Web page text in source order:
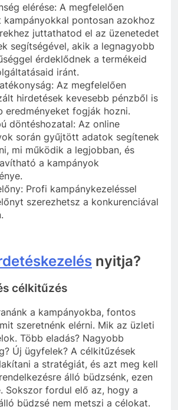
elérése: A megfelelően
pontosan azokhoz
juttathatod el az üzenetedet
segítségével, akik a legnagyobb
érdeklődnek a termékeid
iránt.
Az megfelelően
hirdetések kevesebb pénzből is
eredményeket fogják hozni.
döntéshozatal: Az online
során gyűjtött adatok segítenek
mi működik a legjobban, és
a kampányok
Profi kampánykezeléssel
szerezhetsz a konkurenciával
nyitja?
célkitűzés
a kampányokba, fontos
szeretnénk elérni. Mik az üzleti
Több eladás? Nagyobb
Új ügyfelek? A célkitűzések
a stratégiát, és azt meg kell
álló büdzsénk, ezen
Sokszor fordul elő az, hogy a
büdzsé nem metszi a célokat.